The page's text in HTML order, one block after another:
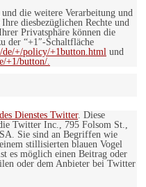
die weitere Verarbeitung und
diesbezüglichen Rechte und
Privatsphäre können die
der “+1″-Schaltfläche
+/policy/+1button.html und
+1/button/.
Dienstes Twitter. Diese
Twitter Inc., 795 Folsom St.,
Sie sind an Begriffen wie
stillisierten blauen Vogel
es möglich einen Beitrag oder
oder dem Anbieter bei Twitter